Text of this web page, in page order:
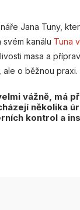
Jana Tuny,
kanálu Tuna
masa a
o běžnou praxi.
vážně, má
několika
kontrol a